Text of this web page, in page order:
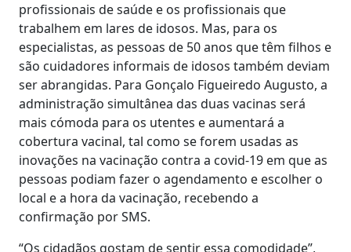
profissionais de saúde e os profissionais que
trabalhem em lares de idosos. Mas, para os
especialistas, as pessoas de 50 anos que têm filhos e
são cuidadores informais de idosos também deviam
ser abrangidas. Para Gonçalo Figueiredo Augusto, a
administração simultânea das duas vacinas será
mais cómoda para os utentes e aumentará a
cobertura vacinal, tal como se forem usadas as
inovações na vacinação contra a covid-19 em que as
pessoas podiam fazer o agendamento e escolher o
local e a hora da vacinação, recebendo a
confirmação por SMS.
“Os cidadãos gostam de sentir essa comodidade”,